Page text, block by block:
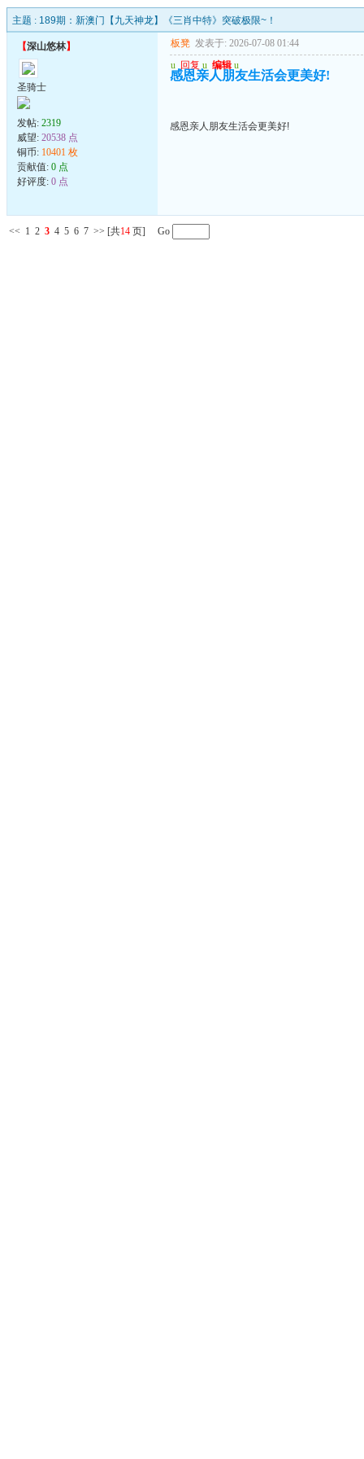
主题 : 189期：新澳门【九天神龙】《三肖中特》突破极限~！
【深山悠林】
圣骑士
发帖: 2319
威望: 20538 点
铜币: 10401 枚
贡献值: 0 点
好评度: 0 点
板凳 发表于: 2026-07-08 01:44
u 回复 u 编辑 u
感恩亲人朋友生活会更美好!
感恩亲人朋友生活会更美好!
<< 1 2 3 4 5 6 7 >> [共14 页] Go